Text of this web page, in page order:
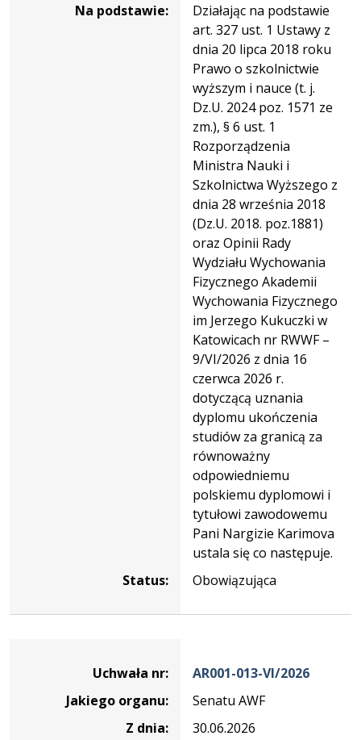
Na podstawie:
Działając na podstawie
art. 327 ust. 1 Ustawy z
dnia 20 lipca 2018 roku
Prawo o szkolnictwie
wyższym i nauce (t. j.
Dz.U. 2024 poz. 1571 ze
zm.), § 6 ust. 1
Rozporządzenia
Ministra Nauki i
Szkolnictwa Wyższego z
dnia 28 września 2018
(Dz.U. 2018. poz.1881)
oraz Opinii Rady
Wydziału Wychowania
Fizycznego Akademii
Wychowania Fizycznego
im Jerzego Kukuczki w
Katowicach nr RWWF –
9/VI/2026 z dnia 16
czerwca 2026 r.
dotyczącą uznania
dyplomu ukończenia
studiów za granicą za
równoważny
odpowiedniemu
polskiemu dyplomowi i
tytułowi zawodowemu
Pani Nargizie Karimova
ustala się co następuje.
Status:
Obowiązująca
Uchwała nr:
AR001-013-VI/2026
Jakiego organu:
Senatu AWF
Z dnia:
30.06.2026